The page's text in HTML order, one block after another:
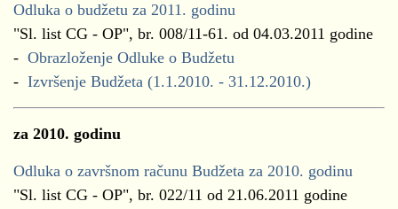
Odluka o budžetu za 2011. godinu
"Sl. list CG - OP", br. 008/11-61. od 04.03.2011 godine
- Obrazloženje Odluke o Budžetu
- Izvršenje Budžeta (1.1.2010. - 31.12.2010.)
za 2010. godinu
Odluka o završnom računu Budžeta za 2010. godinu
"Sl. list CG - OP", br. 022/11 od 21.06.2011 godine